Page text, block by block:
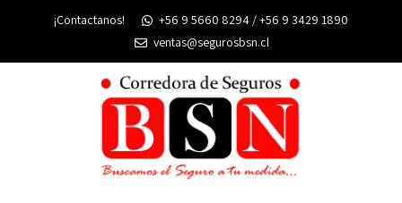
¡Contactanos!
+56 9 5660 8294 / +56 9 3429 1890
ventas@segurosbsn.cl